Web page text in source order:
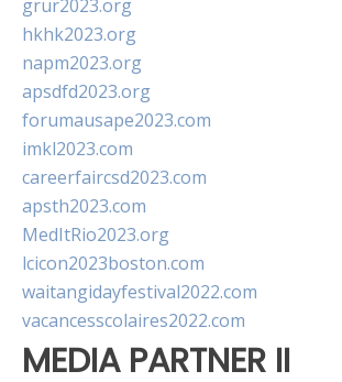
grur2023.org
hkhk2023.org
napm2023.org
apsdfd2023.org
forumausape2023.com
imkl2023.com
careerfaircsd2023.com
apsth2023.com
MedItRio2023.org
lcicon2023boston.com
waitangidayfestival2022.com
vacancesscolaires2022.com
MEDIA PARTNER II